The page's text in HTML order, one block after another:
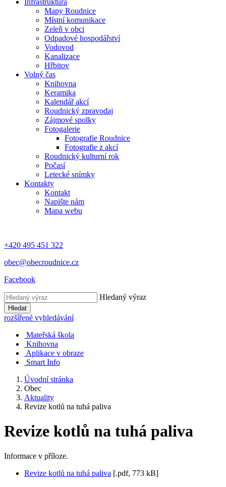
Infrastruktura
Mapy Roudnice
Místní komunikace
Zeleň v obci
Odpadové hospodářství
Vodovod
Kanalizace
Hřbitov
Volný čas
Knihovna
Keramika
Kalendář akcí
Roudnický zpravodaj
Zájmové spolky
Fotogalerie
Fotografie Roudnice
Fotografie z akcí
Roudnický kulturní rok
Počasí
Letecké snímky
Kontakty
Kontakt
Napište nám
Mapa webu
+420 495 451 322
obec@obecroudnice.cz
Facebook
Hledaný výraz
Hledat
rozšířené vyhledávání
Mateřská škola
Knihovna
Aplikace v obraze
Smart Info
Úvodní stránka
Obec
Aktuality
Revize kotlů na tuhá paliva
Revize kotlů na tuhá paliva
Informace v příloze.
Revize kotlů na tuhá paliva [.pdf, 773 kB]